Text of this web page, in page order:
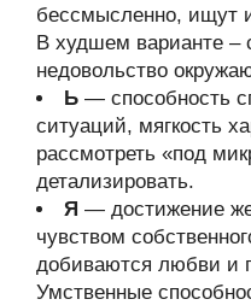
бессмысленно, ищут
В худшем варианте –
недовольство
Ь — способность
ситуаций, мягкость
рассмотреть «под
детализировать.
Я — достижение
чувством
добиваются любви и
Умственные